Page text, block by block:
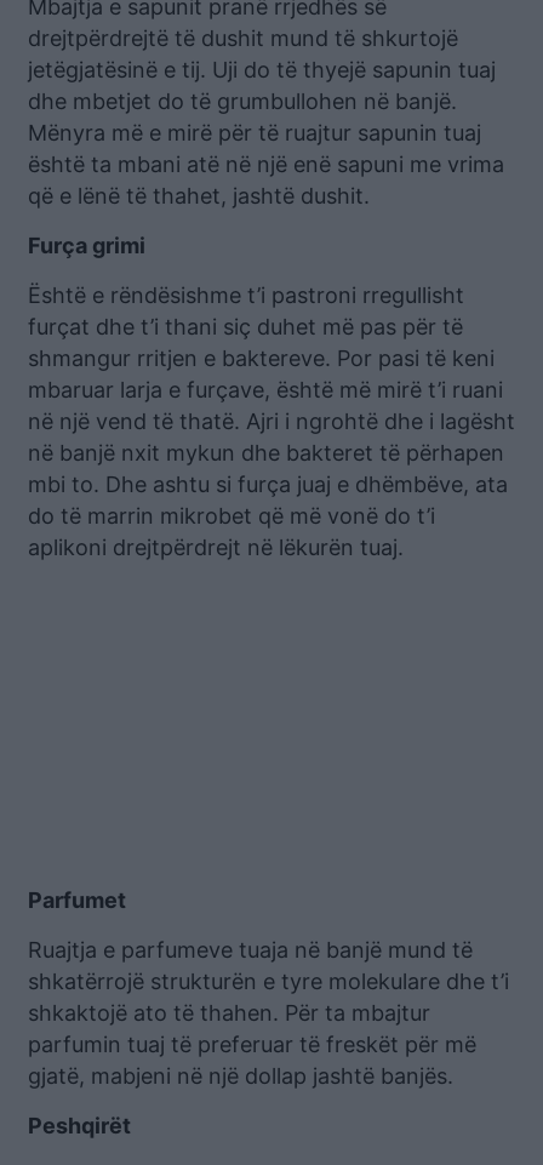
Mbajtja e sapunit pranë rrjedhës së
drejtpërdrejtë të dushit mund të shkurtojë
jetëgjatësinë e tij. Uji do të thyejë sapunin tuaj
dhe mbetjet do të grumbullohen në banjë.
Mënyra më e mirë për të ruajtur sapunin tuaj
është ta mbani atë në një enë sapuni me vrima
që e lënë të thahet, jashtë dushit.
Furça grimi
Është e rëndësishme t’i pastroni rregullisht
furçat dhe t’i thani siç duhet më pas për të
shmangur rritjen e baktereve. Por pasi të keni
mbaruar larja e furçave, është më mirë t’i ruani
në një vend të thatë. Ajri i ngrohtë dhe i lagësht
në banjë nxit mykun dhe bakteret të përhapen
mbi to. Dhe ashtu si furça juaj e dhëmbëve, ata
do të marrin mikrobet që më vonë do t’i
aplikoni drejtpërdrejt në lëkurën tuaj.
Parfumet
Ruajtja e parfumeve tuaja në banjë mund të
shkatërrojë strukturën e tyre molekulare dhe t’i
shkaktojë ato të thahen. Për ta mbajtur
parfumin tuaj të preferuar të freskët për më
gjatë, mabjeni në një dollap jashtë banjës.
Peshqirët